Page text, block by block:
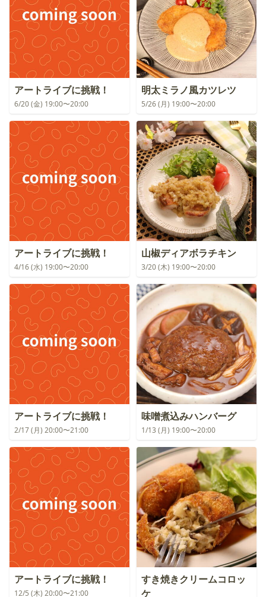
アートライブに挑戦！
6/20 (金) 19:00〜20:00
明太ミラノ風カツレツ
5/26 (月) 19:00〜20:00
アートライブに挑戦！
4/16 (水) 19:00〜20:00
山椒ディアボラチキン
3/20 (木) 19:00〜20:00
アートライブに挑戦！
2/17 (月) 20:00〜21:00
味噌煮込みハンバーグ
1/13 (月) 19:00〜20:00
アートライブに挑戦！
12/5 (木) 20:00〜21:00
すき焼きクリームコロッ
ケ